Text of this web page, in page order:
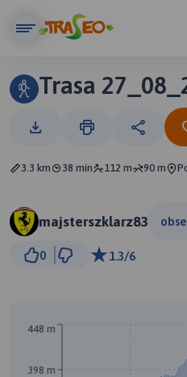
Trasa
3.3 km 38 min 112 m 90 m
majsterszklarz83
0 1.3/6
398 m
448 m